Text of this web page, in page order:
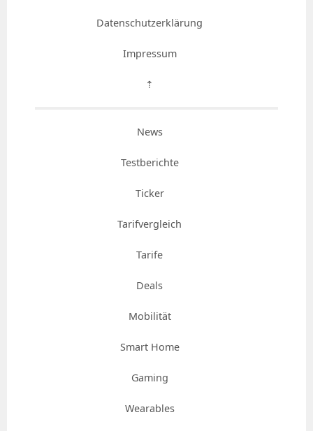
Datenschutzerklärung
Impressum
⇡
News
Testberichte
Ticker
Tarifvergleich
Tarife
Deals
Mobilität
Smart Home
Gaming
Wearables